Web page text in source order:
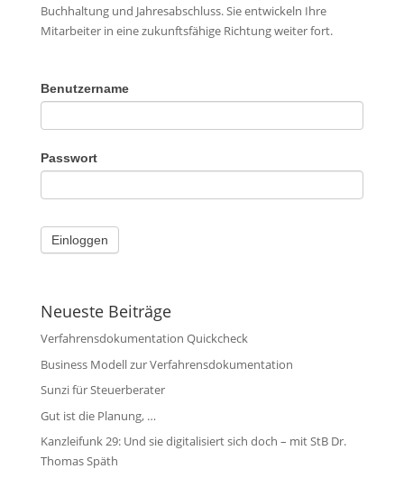
Buchhaltung und Jahresabschluss. Sie entwickeln Ihre
Mitarbeiter in eine zukunftsfähige Richtung weiter fort.
Benutzername
Passwort
Neueste Beiträge
Verfahrensdokumentation Quickcheck
Business Modell zur Verfahrensdokumentation
Sunzi für Steuerberater
Gut ist die Planung, …
Kanzleifunk 29: Und sie digitalisiert sich doch – mit StB Dr.
Thomas Späth